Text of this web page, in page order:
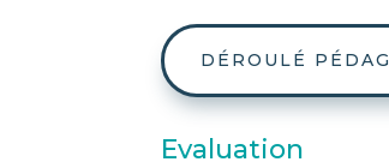
DÉROULÉ
Evaluation